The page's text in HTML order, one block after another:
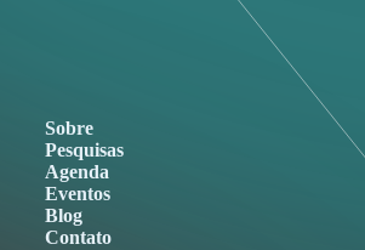
Sobre
Pesquisas
Agenda
Eventos
Blog
Contato